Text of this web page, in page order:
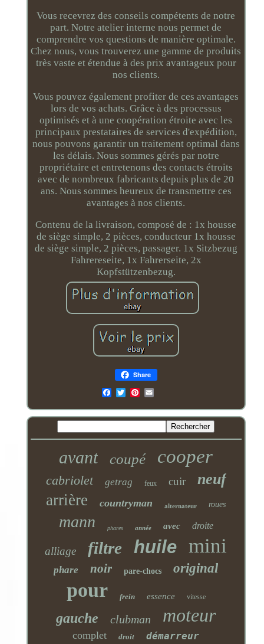
Vous recevrez des conseils compétents de notre
part. Notre atelier interne nous permet de
comprendre vos questions de manière optimale.
Chez nous, vous trouverez une gamme de produits
très vaste et étendue à des prix avantageux pour
nos clients.
Vous pouvez également profiter de ces avantages
lors de vos achats. Grâce à des processus
optimisés et à une coopération étroite avec les
principaux prestataires de services d'expédition,
nous pouvons garantir un traitement optimal dans
les délais. Nous sommes gérés par notre
propriétaire et entretenons des contacts étroits
avec de nombreux fabricants depuis plus de 20
ans. Nous sommes heureux de transmettre ces
avantages à nos clients.
Contenu de la livraison, composé de : 1x housse
de siège simple, 2 pièces, conducteur 1x housse
de siège simple, 2 pièces, passager. 1x Sitzbezug
Fahrereseite, 1x Fahrerseite, 2x
Kopfstützenbezug.
Share
Email
avant coupé cooper
cabriolet getrag feux cuir neuf
arrière countryman alternateur roues
mann phares année avec droite
alliage filtre huile mini
phare noir pare-chocs original
pour frein essence vitesse
gauche clubman moteur
complet droit démarreur